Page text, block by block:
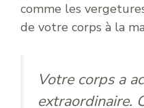
comme les
de votre corps à la
Votre corps a
extraordinaire.